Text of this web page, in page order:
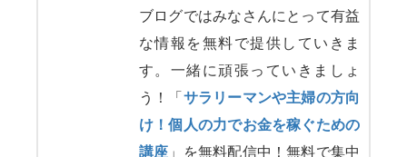
ブログではみなさんにとって有益
な情報を無料で提供していきま
す。一緒に頑張っていきましょ
う！「 サラリーマンや主婦の方向
け！個人の力でお金を稼ぐための
講座 」を無料配信中！無料で集中